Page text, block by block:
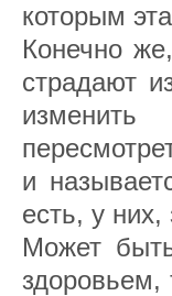
которым
Конечно
страдают
и
есть, у них,
Может
здоровьем,